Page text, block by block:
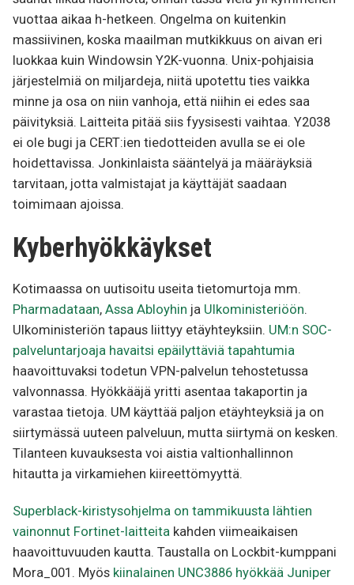
vuottaa aikaa h-hetkeen. Ongelma on kuitenkin
massiivinen, koska maailman mutkikkuus on aivan eri
luokkaa kuin Windowsin Y2K-vuonna. Unix-pohjaisia
järjestelmiä on miljardeja, niitä upotettu ties vaikka
minne ja osa on niin vanhoja, että niihin ei edes saa
päivityksiä. Laitteita pitää siis fyysisesti vaihtaa. Y2038
ei ole bugi ja CERT:ien tiedotteiden avulla se ei ole
hoidettavissa. Jonkinlaista sääntelyä ja määräyksiä
tarvitaan, jotta valmistajat ja käyttäjät saadaan
toimimaan ajoissa.
Kyberhyökkäykset
Kotimaassa on uutisoitu useita tietomurtoja mm.
Pharmadataan, Assa Abloyhin ja Ulkoministeriöön.
Ulkoministeriön tapaus liittyy etäyhteyksiin. UM:n SOC-
palveluntarjoaja havaitsi epäilyttäviä tapahtumia
haavoittuvaksi todetun VPN-palvelun tehostetussa
valvonnassa. Hyökkääjä yritti asentaa takaportin ja
varastaa tietoja. UM käyttää paljon etäyhteyksiä ja on
siirtymässä uuteen palveluun, mutta siirtymä on kesken.
Tilanteen kuvauksesta voi aistia valtionhallinnon
hitautta ja virkamiehen kiireettömyyttä.
Superblack-kiristysohjelma on tammikuusta lähtien
vainonnut Fortinet-laitteita kahden viimeaikaisen
haavoittuvuuden kautta. Taustalla on Lockbit-kumppani
Mora_001. Myös kiinalainen UNC3886 hyökkää Juniper